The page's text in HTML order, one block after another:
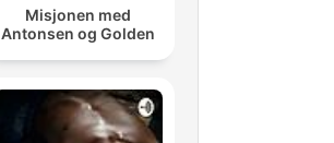
Misjonen med
Antonsen og Golden